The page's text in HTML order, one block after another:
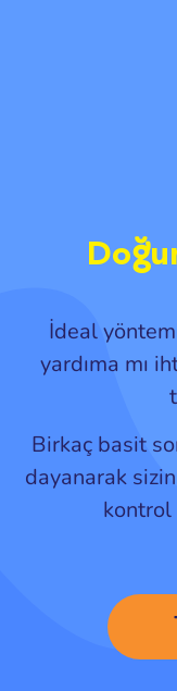
İdeal
yardıma mı
Birkaç basit
dayanarak
kontrol